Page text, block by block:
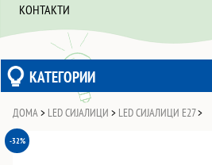
КОНТАКТИ
КАТЕГОРИИ
ДОМА > LED СИЈАЛИЦИ > LED СИЈАЛИЦИ Е27>
-32%